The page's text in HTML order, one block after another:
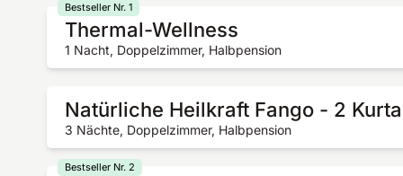
Thermal-Wellness
1 Nacht, Doppelzimmer, Halbpension
Bestseller Nr. 1
Natürliche Heilkraft Fango - 2
3 Nächte, Doppelzimmer, Halbpension
Bestseller Nr. 2